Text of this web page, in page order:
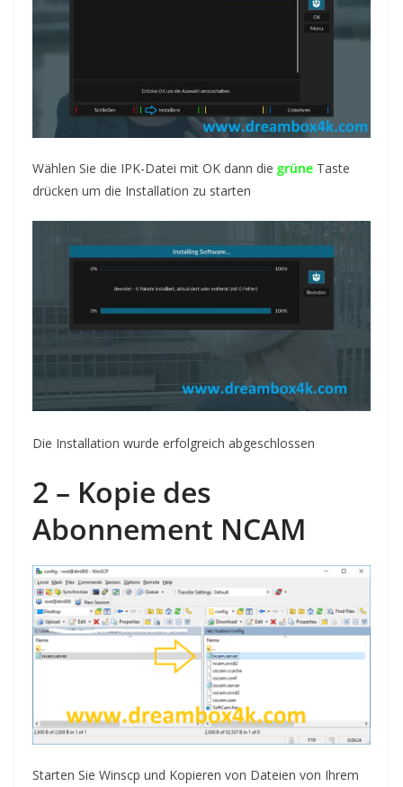
Wählen Sie die IPK-Datei mit OK dann die grüne Taste
drücken um die Installation zu starten
Die Installation wurde erfolgreich abgeschlossen
2 – Kopie des
Abonnement NCAM
Starten Sie Winscp und Kopieren von Dateien von Ihrem